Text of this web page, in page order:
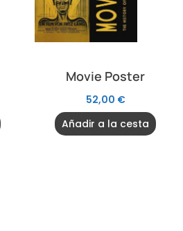
Movie Poster
52,00 €
Añadir a la cesta